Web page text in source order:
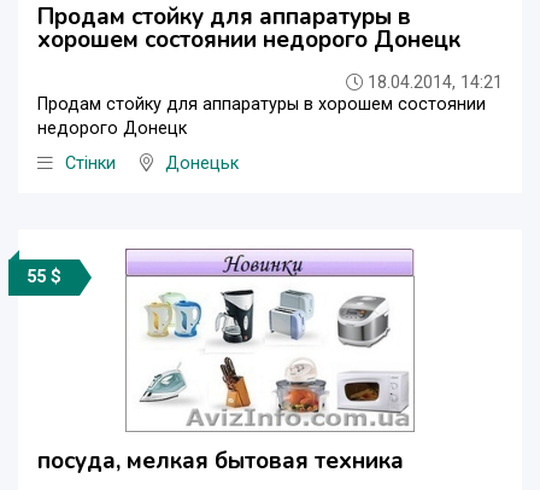
Продам стойку для аппаратуры в
хорошем состоянии недорого Донецк
18.04.2014, 14:21
Продам стойку для аппаратуры в хорошем состоянии
недорого Донецк
Стінки
Донецьк
55 $
посуда, мелкая бытовая техника